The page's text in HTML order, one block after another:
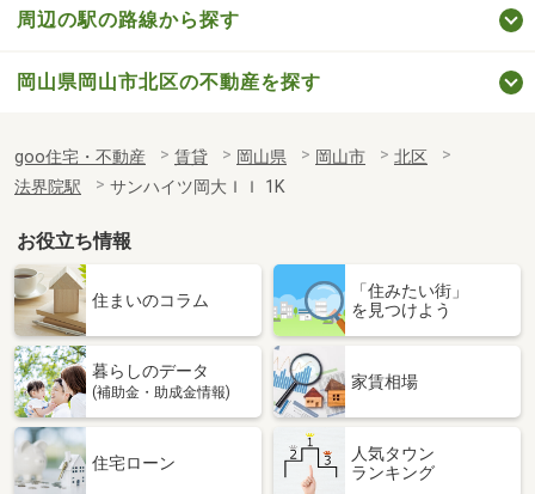
周辺の駅の路線から探す
岡山県岡山市北区の不動産を探す
goo住宅・不動産 賃貸 岡山県 岡山市
北区
法界院駅
サンハイツ岡大ＩＩ 1K
お役立ち情報
住まいのコラム
「住みたい街」
を見つけよう
暮らしのデータ
(補助金・助成金情報)
家賃相場
住宅ローン
人気タウン
ランキング